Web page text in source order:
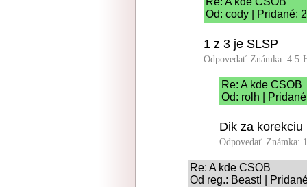
Od: cody | Pridané:
1 z 3 je SLSP
Odpovedať Známka: 4.5
Re: A kde CSOB
Od: rolh |
Dik za korekciu
Odpovedať Známka:
Re: A kde CSOB
Od reg.: Beast! |